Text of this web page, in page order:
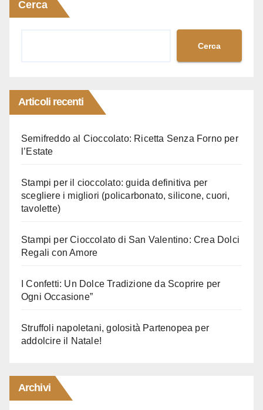
Cerca
Cerca
Articoli recenti
Semifreddo al Cioccolato: Ricetta Senza Forno per
l’Estate
Stampi per il cioccolato: guida definitiva per
scegliere i migliori (policarbonato, silicone, cuori,
tavolette)
Stampi per Cioccolato di San Valentino: Crea Dolci
Regali con Amore
I Confetti: Un Dolce Tradizione da Scoprire per
Ogni Occasione”
Struffoli napoletani, golosità Partenopea per
addolcire il Natale!
Archivi